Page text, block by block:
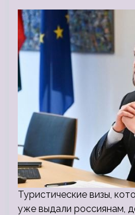
Туристические визы,
уже выдали россиянам,